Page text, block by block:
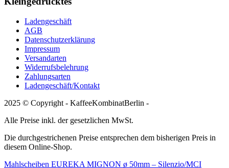
Ladengeschäft
AGB
Datenschutzerklärung
Impressum
Versandarten
Widerrufsbelehrung
Zahlungsarten
Ladengeschäft/Kontakt
2025 © Copyright - KaffeeKombinatBerlin -
Alle Preise inkl. der gesetzlichen MwSt.
Die durchgestrichenen Preise entsprechen dem bisherigen Preis in
diesem Online-Shop.
Mahlscheiben EUREKA MIGNON ø 50mm – Silenzio/MCI